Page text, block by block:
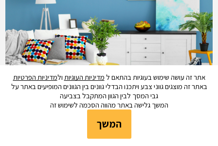
אתר זה עושה שימוש בעוגיות בהתאם ל מדיניות העוגיות ולמדיניות הפרטיות
באתר זה מוצגים גווני צבע ויתכנו הבדלי גוונים בין הגוונים המופיעים באתר על
גבי המסך לבין הגוון המתקבל בצביעה
המשך גלישה באתר מהווה הסכמה לשימוש זה
המשך